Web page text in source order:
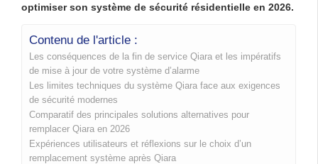
optimiser son système de sécurité résidentielle en 2026.
Contenu de l'article :
Les conséquences de la fin de service Qiara et les impératifs
de mise à jour de votre système d’alarme
Les limites techniques du système Qiara face aux exigences
de sécurité modernes
Comparatif des principales solutions alternatives pour
remplacer Qiara en 2026
Expériences utilisateurs et réflexions sur le choix d’un
remplacement système après Qiara